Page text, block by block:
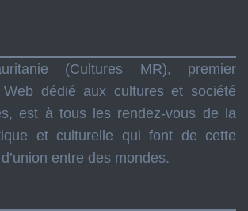
(Cultures MR), premier
dédié aux cultures et société
est à tous les rendez-vous de la
et culturelle qui font de cette
entre des mondes.